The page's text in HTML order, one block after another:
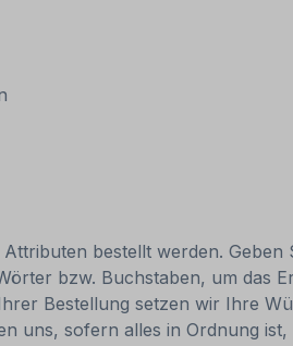
bestellt werden.
bzw. Buchstaben, um das
Bestellung setzen wir Ihre
uns, sofern alles in Ordnung